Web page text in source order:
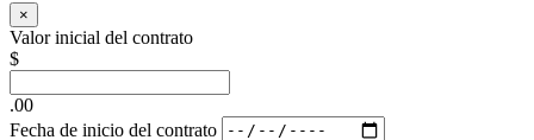
×
Valor inicial del contrato
$
.00
Fecha de inicio del contrato